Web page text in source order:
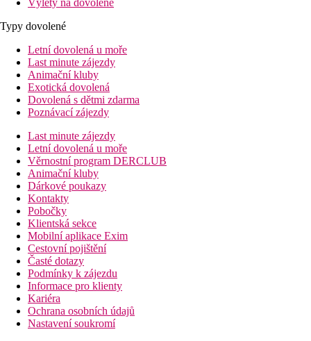
Výlety na dovolené
Typy dovolené
Letní dovolená u moře
Last minute zájezdy
Animační kluby
Exotická dovolená
Dovolená s dětmi zdarma
Poznávací zájezdy
Last minute zájezdy
Letní dovolená u moře
Věrnostní program DERCLUB
Animační kluby
Dárkové poukazy
Kontakty
Pobočky
Klientská sekce
Mobilní aplikace Exim
Cestovní pojištění
Časté dotazy
Podmínky k zájezdu
Informace pro klienty
Kariéra
Ochrana osobních údajů
Nastavení soukromí